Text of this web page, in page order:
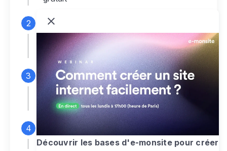
Connectez-vous
monsite gratuit pour accéder à votre
espace d'administration
Personnalisez entièrement le
designpour créer un site web sur-mesure,
à votre image
Ajoutez des pagessans limite pour
présenter votre activité, votre passion
Découvrir les bases d'e-monsite pour créer